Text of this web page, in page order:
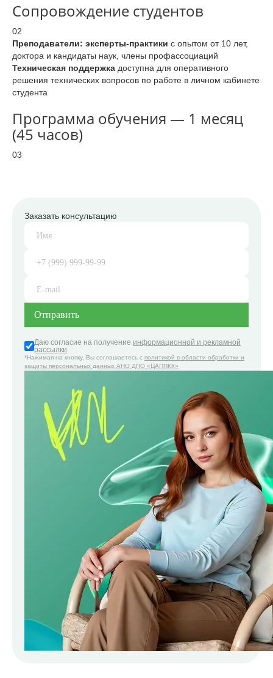
Сопровождение студентов
02
Преподаватели: эксперты-практики с опытом от 10 лет,
доктора и кандидаты наук, члены профассоциаций
Техническая поддержка доступна для оперативного
решения технических вопросов по работе в личном кабинете
студента
Программа обучения — 1 месяц
(45 часов)
03
Заказать консультацию
Даю согласие на получение информационной и рекламной
рассылки
*Нажимая на кнопку, Вы соглашаетесь с политикой в области обработки и
защиты персональных данных АНО ДПО «ЦАППКК»